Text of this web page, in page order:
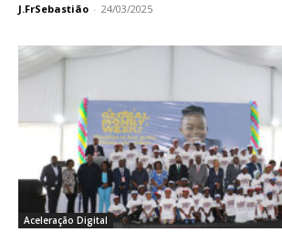
J.FrSebastião - 24/03/2025
Aceleração Digital